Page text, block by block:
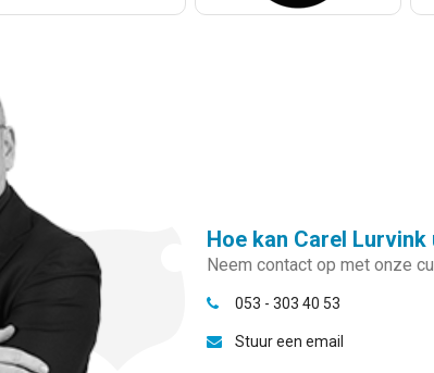
Hoe kan Carel Lurvink
Neem contact op met onze
053 - 303 40 53
Stuur een email